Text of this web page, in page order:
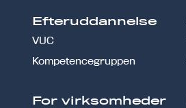
Efteruddannelse
VUC
Kompetencegruppen
For virksomheder